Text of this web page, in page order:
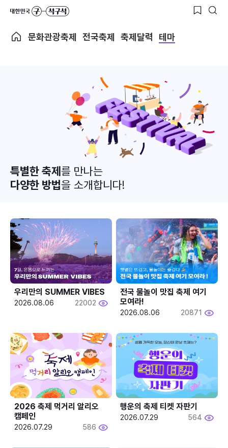
문화관광축제 전국축제 축제달력 테마
특별한 축제를 만나는
다양한 방법을 소개합니다!
우리만의 SUMMER VIBES
2026.08.06 22002
전국 물놀이 맛집 축제 여기
모여라!
2026.08.06 20871
2026 축제 먹거리 알리오
캠페인
2026.07.29 586
행운의 축제 티켓 자판기
2026.07.29 564